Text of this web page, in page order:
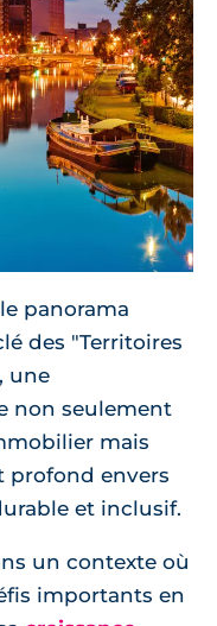
panorama
des "Territoires
une
non seulement
mais
profond envers
et inclusif.
un contexte où
importants en